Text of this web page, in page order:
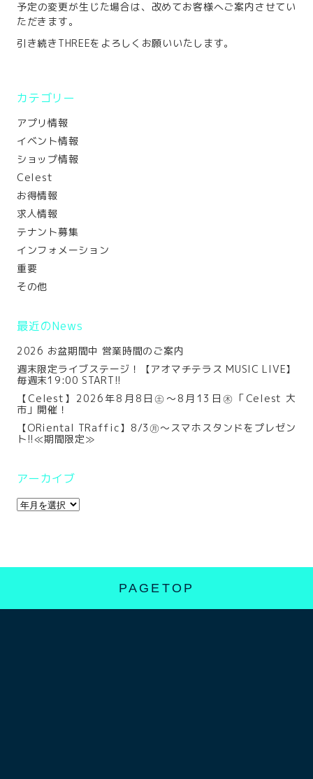
予定の変更が生じた場合は、改めてお客様へご案内させてい
ただきます。
引き続きTHREEをよろしくお願いいたします。
カテゴリー
アプリ情報
イベント情報
ショップ情報
Celest
お得情報
求人情報
テナント募集
インフォメーション
重要
その他
最近のNews
2026 お盆期間中 営業時間のご案内
週末限定ライブステージ！【アオマチテラス MUSIC LIVE】
毎週末19:00 START!!
【Celest】2026年8月8日㊏～8月13日㊍「Celest 大
市」開催！
【ORiental TRaffic】8/3㊊～スマホスタンドをプレゼン
ト!!≪期間限定≫
アーカイブ
PAGETOP